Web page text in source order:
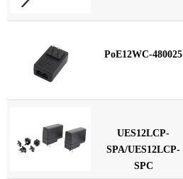
PoE12WC-480025
UES12LCP-
SPA/UES12LCP-
SPC